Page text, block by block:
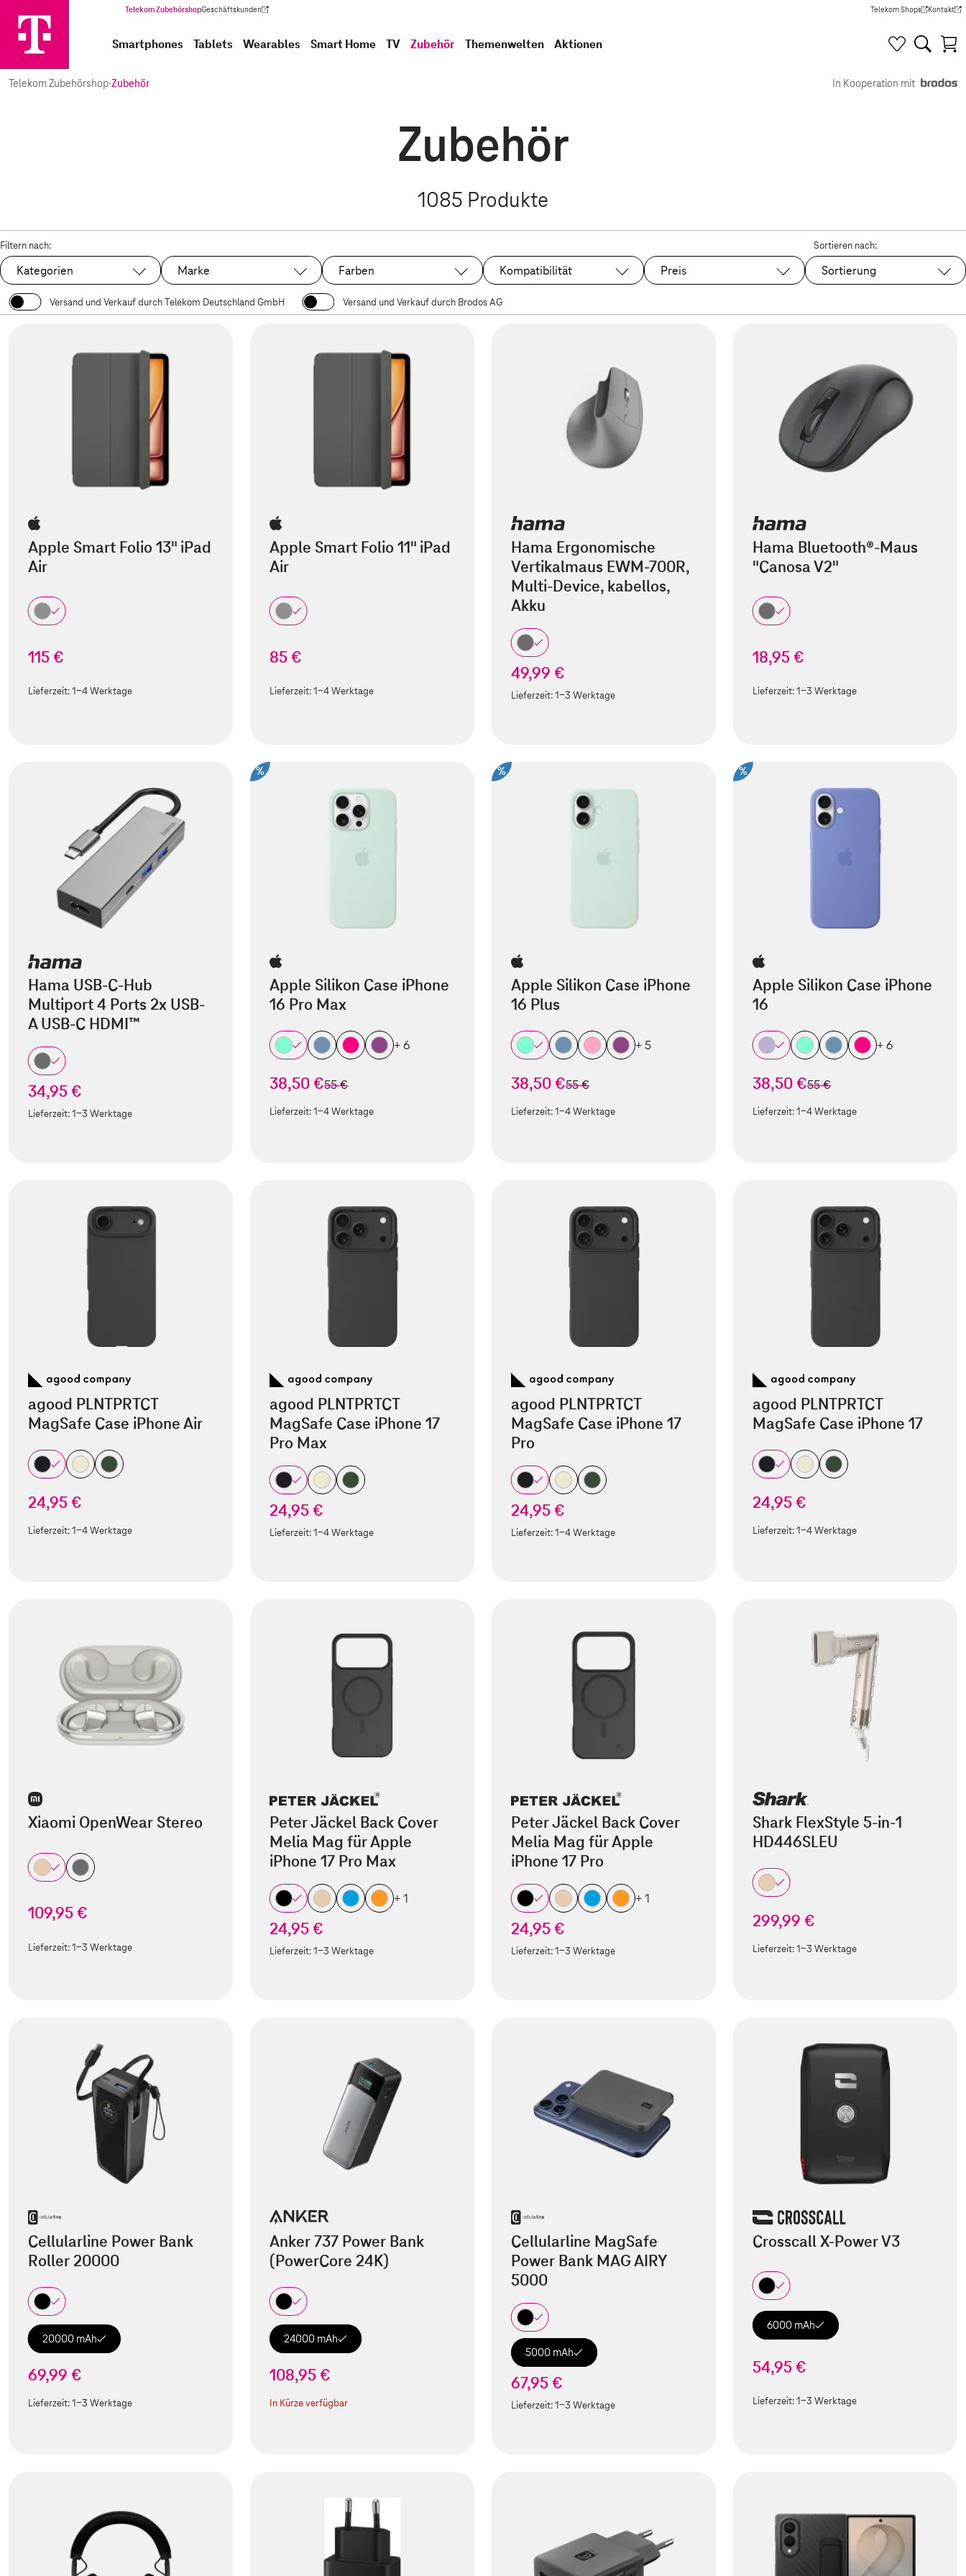
Telekom ZubehörshopGeschäftskunden
(Wird in einem neuen Tab geöffnet) Telekom Shops
(Wird in einem neuen Tab
Kontakt
(Wird in
Smartphones Tablets Wearables Smart Home TV Zubehör Themenwelten Aktionen
Telekom Zubehörshop·Zubehör In Kooperation mit
Zubehör
1085 Produkte
Filtern nach:
Kategorien Marke Farben Kompatibilität Preis
Sortieren nach:
Sortierung
Versand und Verkauf durch Telekom Deutschland GmbH Versand und Verkauf durch Brodos AG
Apple Smart Folio 13" iPad
Air
115 €
Lieferzeit:1-4 Werktage
Apple Smart Folio 11" iPad
Air
85 €
Lieferzeit:1-4 Werktage
Hama Ergonomische
Vertikalmaus EWM-700R,
Multi-Device, kabellos,
Akku
49,99 €
Lieferzeit:1-3 Werktage
Hama Bluetooth®-Maus
"Canosa V2"
18,95 €
Lieferzeit:1-3 Werktage
Hama USB-C-Hub
Multiport 4 Ports 2x USB-
A USB-C HDMI™
34,95 €
Lieferzeit:1-3 Werktage
%
Apple Silikon Case iPhone
16 Pro Max
+ 6
38,50 €statt
55 €
Lieferzeit:1-4 Werktage
%
Apple Silikon Case iPhone
16 Plus
+ 5
38,50 €statt
55 €
Lieferzeit:1-4 Werktage
%
Apple Silikon Case iPhone
16
+ 6
38,50 €statt
55 €
Lieferzeit:1-4 Werktage
agood PLNTPRTCT
MagSafe Case iPhone Air
24,95 €
Lieferzeit:1-4 Werktage
agood PLNTPRTCT
MagSafe Case iPhone 17
Pro Max
24,95 €
Lieferzeit:1-4 Werktage
agood PLNTPRTCT
MagSafe Case iPhone 17
Pro
24,95 €
Lieferzeit:1-4 Werktage
agood PLNTPRTCT
MagSafe Case iPhone 17
24,95 €
Lieferzeit:1-4 Werktage
Xiaomi OpenWear Stereo
109,95 €
Lieferzeit:1-3 Werktage
Peter Jäckel Back Cover
Melia Mag für Apple
iPhone 17 Pro Max
+ 1
24,95 €
Lieferzeit:1-3 Werktage
Peter Jäckel Back Cover
Melia Mag für Apple
iPhone 17 Pro
+ 1
24,95 €
Lieferzeit:1-3 Werktage
Shark FlexStyle 5-in-1
HD446SLEU
299,99 €
Lieferzeit:1-3 Werktage
Cellularline Power Bank
Roller 20000
20000 mAh
69,99 €
Lieferzeit:1-3 Werktage
Anker 737 Power Bank
(PowerCore 24K)
24000 mAh
108,95 €
In Kürze verfügbar
Cellularline MagSafe
Power Bank MAG AIRY
5000
5000 mAh
67,95 €
Lieferzeit:1-3 Werktage
Crosscall X-Power V3
6000 mAh
54,95 €
Lieferzeit:1-3 Werktage